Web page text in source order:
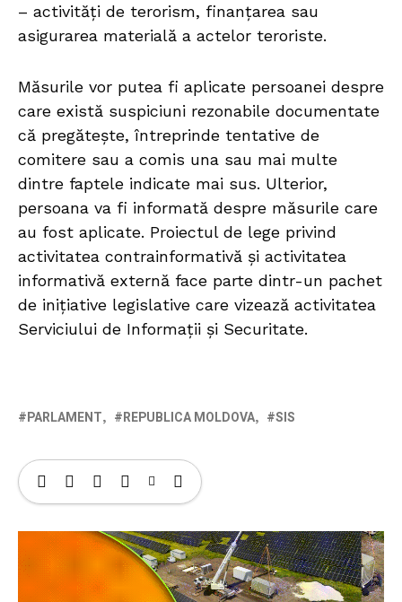
– activităţi de terorism, finanţarea sau
asigurarea materială a actelor teroriste.
Măsurile vor putea fi aplicate persoanei despre
care există suspiciuni rezonabile documentate
că pregăteşte, întreprinde tentative de
comitere sau a comis una sau mai multe
dintre faptele indicate mai sus. Ulterior,
persoana va fi informată despre măsurile care
au fost aplicate. Proiectul de lege privind
activitatea contrainformativă și activitatea
informativă externă face parte dintr-un pachet
de inițiative legislative care vizează activitatea
Serviciului de Informații și Securitate.
PARLAMENT REPUBLICA MOLDOVA SIS